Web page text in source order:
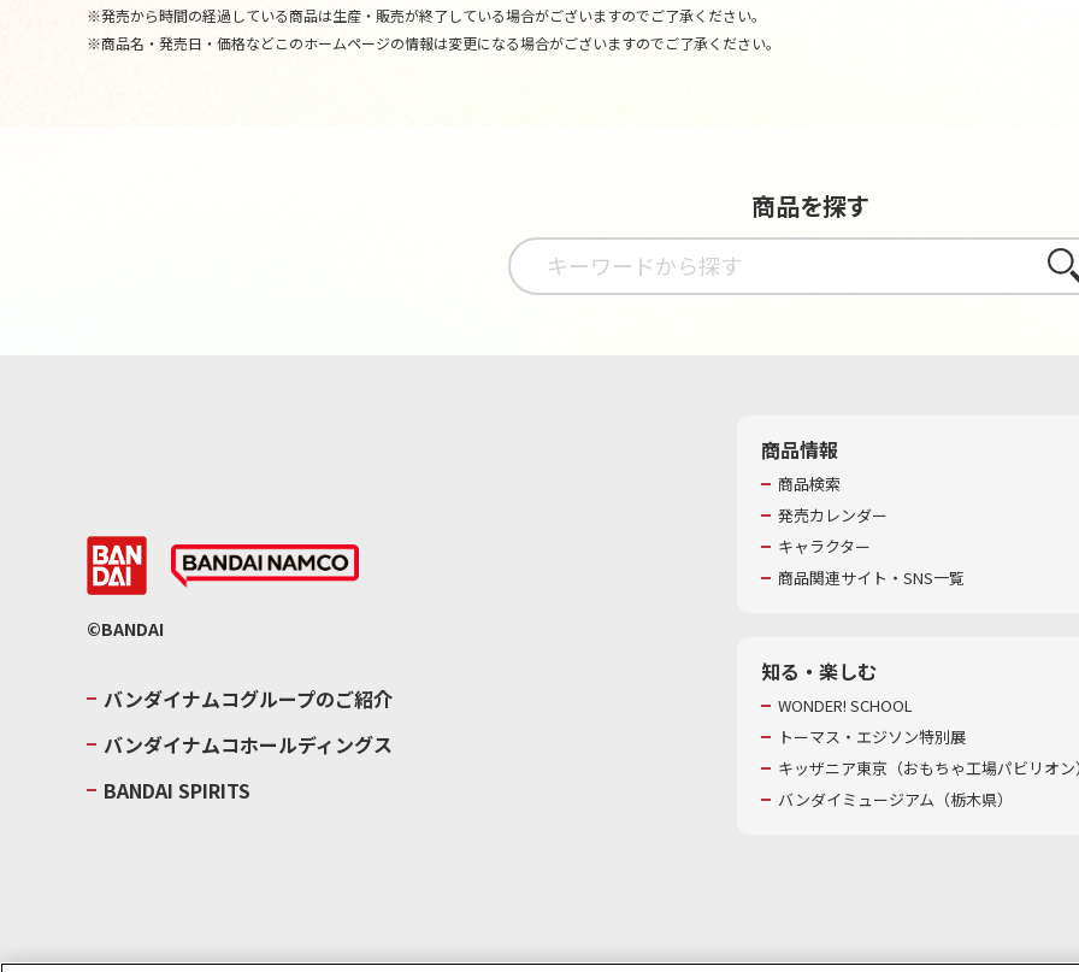
※発売から時間の経過している商品は生産・販売が終了している場合がございますのでご了承ください。
※商品名・発売日・価格などこのホームページの情報は変更になる場合がございますのでご了承ください。
商品を探す
さが
©BANDAI
バンダイナムコグループのご紹介
バンダイナムコホールディングス
BANDAI SPIRITS
商品情報
商品検索
発売カレンダー
キャラクター
商品関連サイト・SNS一覧
知る・楽しむ
WONDER! SCHOOL
トーマス・エジソン特別展
キッザニア東京（おもちゃ工場パビリオ
バンダイミュージアム（栃木県）